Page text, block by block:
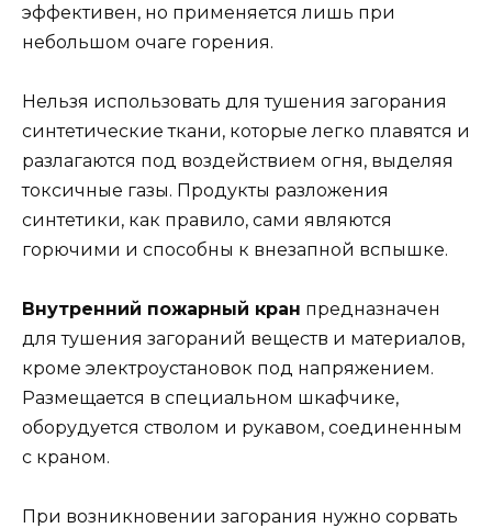
эффективен, но применяется лишь при
небольшом очаге горения.
Нельзя использовать для тушения загорания
синтетические ткани, которые легко плавятся и
разлагаются под воздействием огня, выделяя
токсичные газы. Продукты разложения
синтетики, как правило, сами являются
горючими и способны к внезапной вспышке.
Внутренний пожарный кран предназначен
для тушения загораний веществ и материалов,
кроме электроустановок под напряжением.
Размещается в специальном шкафчике,
оборудуется стволом и рукавом, соединенным
с краном.
При возникновении загорания нужно сорвать